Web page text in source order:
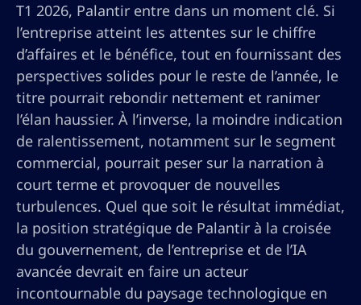
T1 2026, Palantir entre dans un moment clé. Si
l’entreprise atteint les attentes sur le chiffre
d’affaires et le bénéfice, tout en fournissant des
perspectives solides pour le reste de l’année, le
titre pourrait rebondir nettement et ranimer
l’élan haussier. À l’inverse, la moindre indication
de ralentissement, notamment sur le segment
commercial, pourrait peser sur la narration à
court terme et provoquer de nouvelles
turbulences. Quel que soit le résultat immédiat,
la position stratégique de Palantir à la croisée
du gouvernement, de l’entreprise et de l’IA
avancée devrait en faire un acteur
incontournable du paysage technologique en